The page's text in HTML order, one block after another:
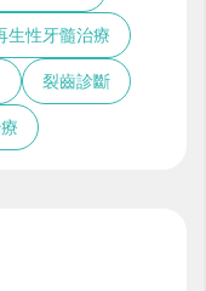
生性牙髓治療
裂齒診斷